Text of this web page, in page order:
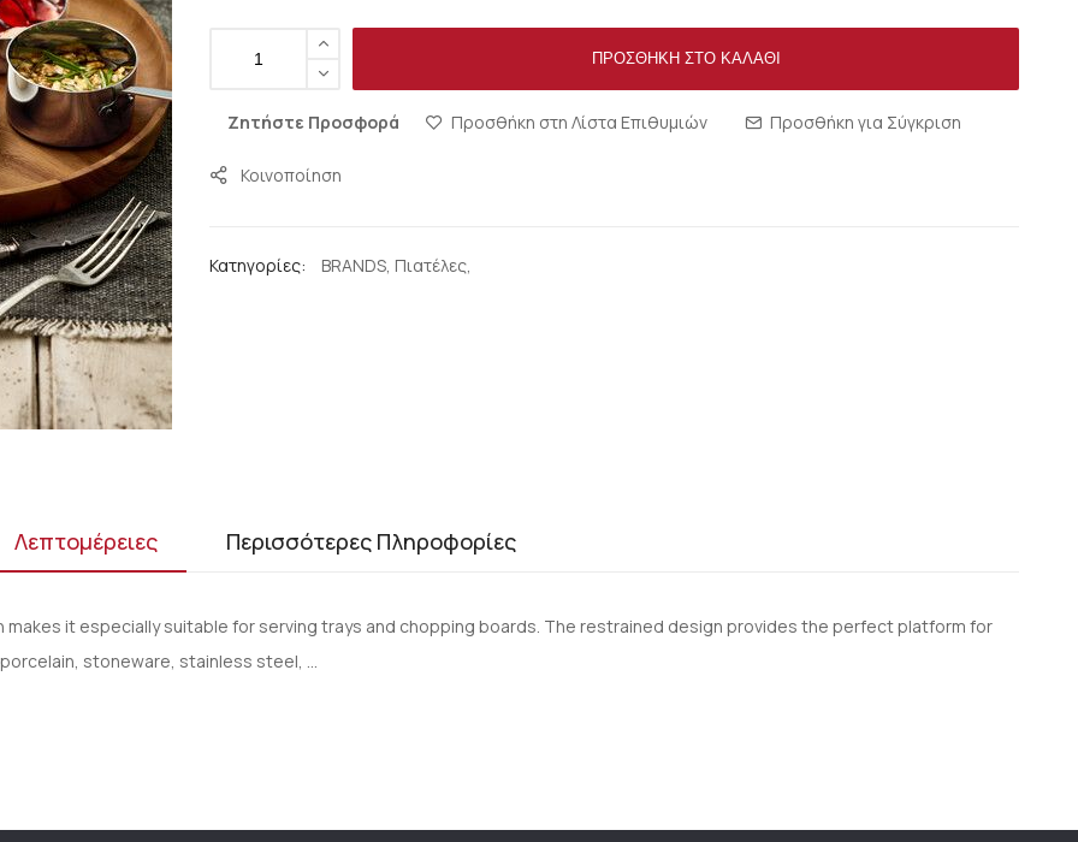
ΠΡΟΣΘΉΚΗ ΣΤΟ ΚΑΛΆΘΙ
Ζητήστε Προσφορά Προσθήκη στη Λίστα Επιθυμιών Προσθήκη για Σύγκριση
Κοινοποίηση
Κατηγορίες: BRANDS Πιατέλες
Λεπτομέρειες
it especially suitable for serving trays and chopping boards. The restrained design provides the perfect platform for
stoneware, stainless steel, …
Περισσότερες Πληροφορίες